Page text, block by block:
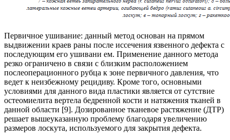
Первичное ушивание: данный метод основан на прямом
выдвижении краев раны после иссечения язвенного дефекта с
последующим его ушивани ем. Применение данного метода
резко ограничено в связи с близким расположением
послеоперационного рубца к зоне первичного давления, что
ведет к неизбежному рецидиву. Кроме того, основными
условиями для данного вида пластики является от сутствие
остеомиелита вертела бедренной кости и натяжения тканей в
данной области [9]. Дозированное тканевое растяжение (ДТР)
решает вышеуказанную проблему благодаря увеличению
размеров лоскута, используемого для закрытия дефекта.